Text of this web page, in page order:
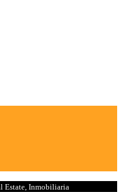
Estate, Inmobiliaria